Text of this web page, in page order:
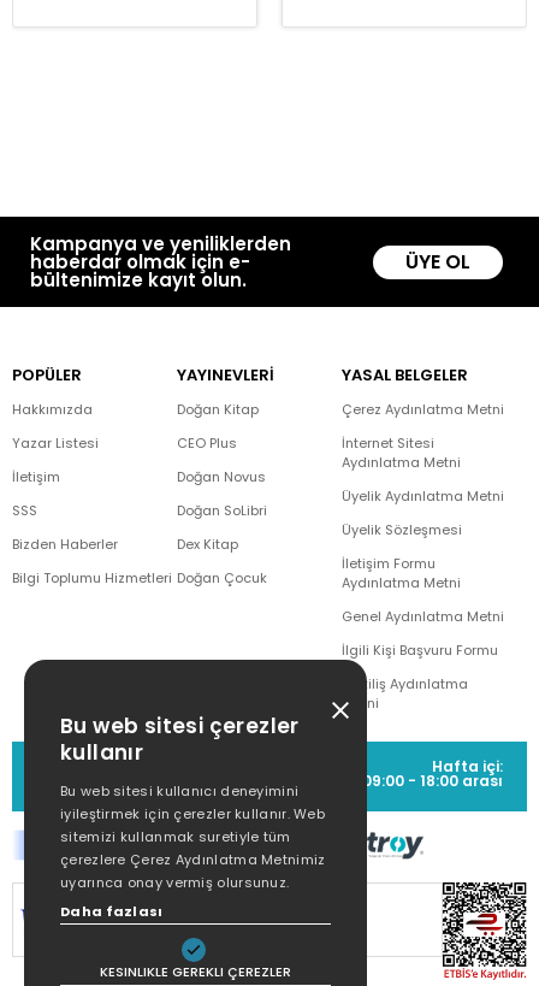
Kampanya ve yeniliklerden
haberdar olmak için e-
bültenimize kayıt olun.
ÜYE OL
POPÜLER
Hakkımızda
Yazar Listesi
İletişim
SSS
Bizden Haberler
Bilgi Toplumu Hizmetleri
YAYINEVLERİ
Doğan Kitap
CEO Plus
Doğan Novus
Doğan SoLibri
Dex Kitap
Doğan Çocuk
YASAL BELGELER
Çerez Aydınlatma Metni
İnternet Sitesi
Aydınlatma Metni
Üyelik Aydınlatma Metni
Üyelik Sözleşmesi
İletişim Formu
Aydınlatma Metni
Genel Aydınlatma Metni
İlgili Kişi Başvuru Formu
Çekiliş Aydınlatma
Metni
MÜŞTERİ HİZMETLERİ
(0212) 373 77 00
Hafta içi:
09:00 - 18:00 arası
SİTEMİZ
KORUNMAKTADIR.
Bu web sitesi çerezler
kullanır
Bu web sitesi kullanıcı deneyimini
iyileştirmek için çerezler kullanır. Web
sitemizi kullanmak suretiyle tüm
çerezlere Çerez Aydınlatma Metnimiz
uyarınca onay vermiş olursunuz.
Daha fazlası
KESINLIKLE GEREKLI ÇEREZLER